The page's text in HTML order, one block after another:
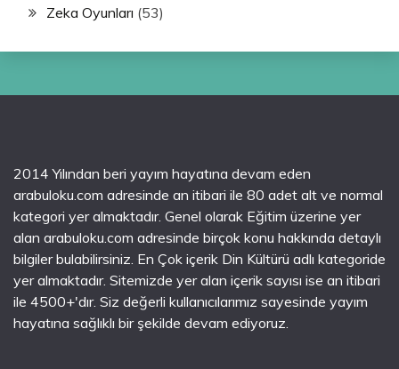
Zeka Oyunları (53)
2014 Yılından beri yayım hayatına devam eden
arabuloku.com adresinde an itibari ile 80 adet alt ve normal
kategori yer almaktadır. Genel olarak Eğitim üzerine yer
alan arabuloku.com adresinde birçok konu hakkında detaylı
bilgiler bulabilirsiniz. En Çok içerik Din Kültürü adlı kategoride
yer almaktadır. Sitemizde yer alan içerik sayısı ise an itibari
ile 4500+'dır. Siz değerli kullanıcılarımız sayesinde yayım
hayatına sağlıklı bir şekilde devam ediyoruz.